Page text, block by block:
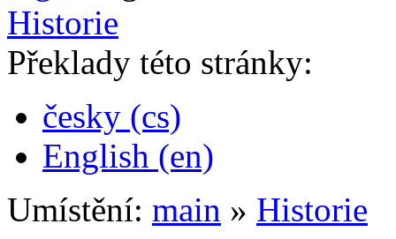
Historie
Překlady této stránky:
česky (cs)
English (en)
Umístění: main » Historie